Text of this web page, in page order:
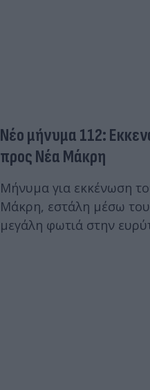
Νέο μήνυμα 112:
προς Νέα Μάκρη
Μήνυμα για εκκένωση
Μάκρη, εστάλη μέσω
μεγάλη φωτιά στην